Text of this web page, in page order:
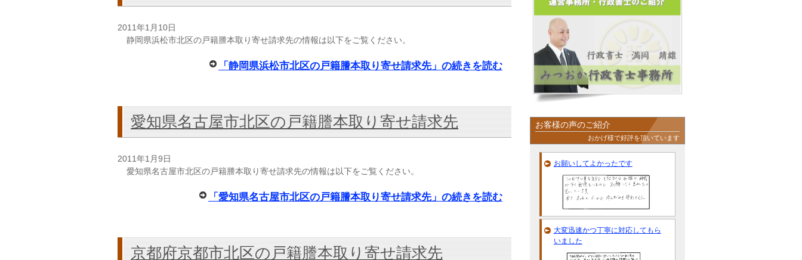
2011年1月10日
静岡県浜松市北区の戸籍謄本取り寄せ請求先の情報は以下をご覧ください。
「静岡県浜松市北区の戸籍謄本取り寄せ請求先」の続きを読む
愛知県名古屋市北区の戸籍謄本取り寄せ請求先
2011年1月9日
愛知県名古屋市北区の戸籍謄本取り寄せ請求先の情報は以下をご覧ください。
「愛知県名古屋市北区の戸籍謄本取り寄せ請求先」の続きを読む
京都府京都市北区の戸籍謄本取り寄せ請求先
お客様の声のご紹介
おかげ様で好評を頂いています
お願いしてよかったです
大変迅速かつ丁寧に対応してもら
いました